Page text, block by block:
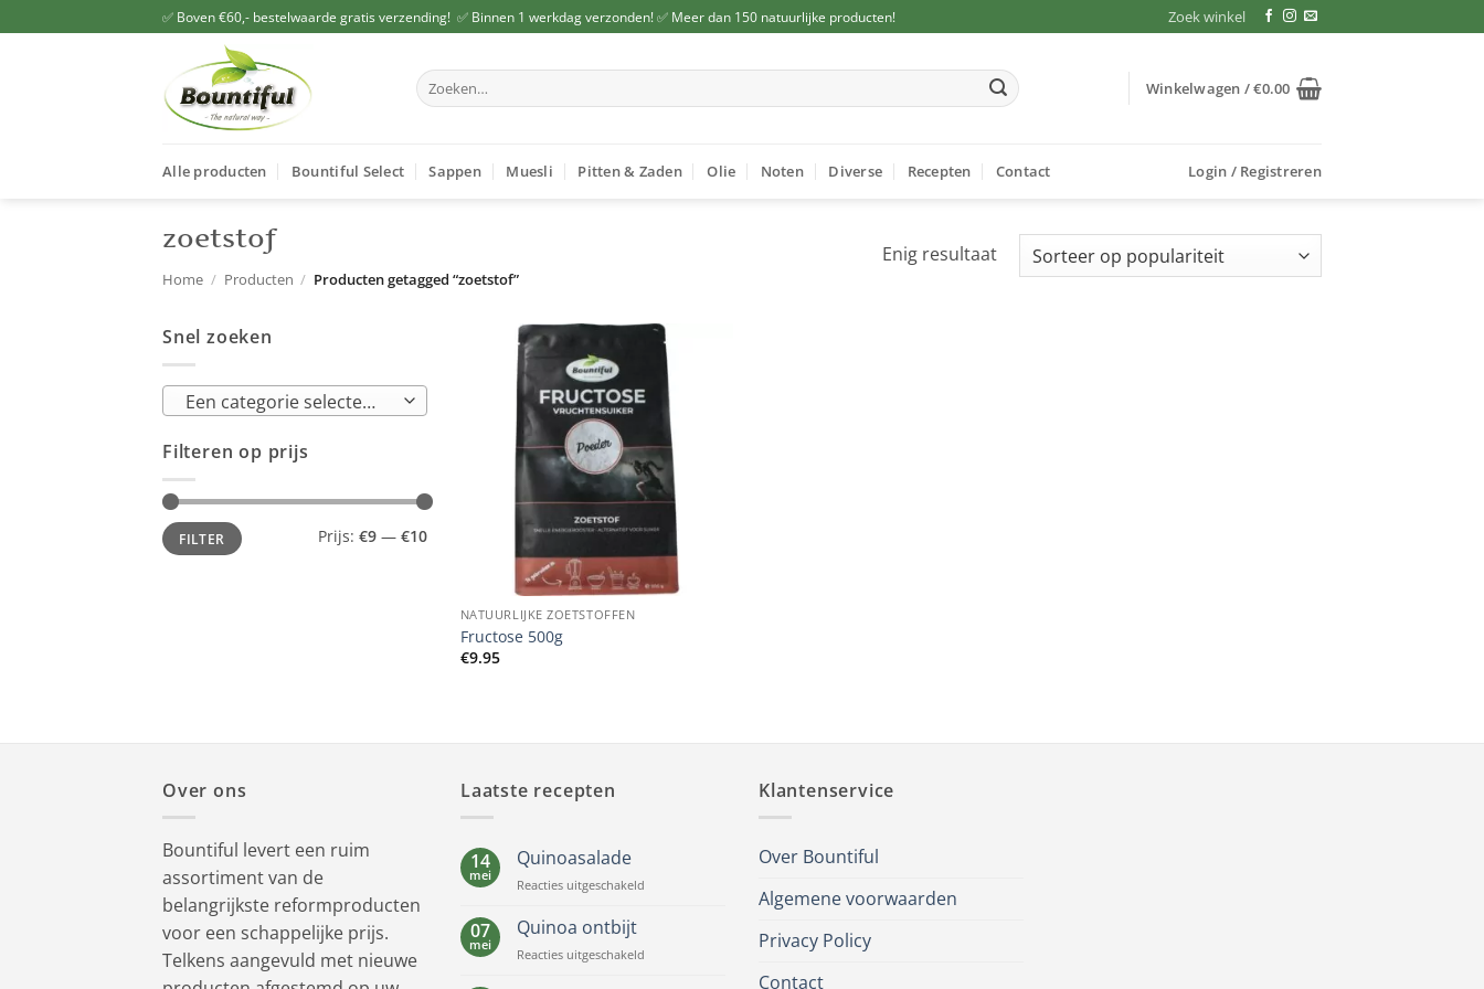
naar
✅ Boven €60,- bestelwaarde gratis verzending! ✅ Binnen 1 werkdag verzonden! ✅ Meer dan 150 natuurlijke producten! Zoek winkel
Zoeken
naar:
Winkelwagen /€0.00
Alle producten Bountiful Select Sappen Muesli Pitten & Zaden Olie Noten Diverse Recepten Contact Login / Registreren
zoetstof
Home / Producten / Producten getagged “zoetstof”
Enig resultaat
Snel zoeken
Een categorie selecteren
Filteren op prijs
Min.
prijs
Max.
prijsFILTER Prijs: €9 — €10
NATUURLIJKE ZOETSTOFFEN
Fructose 500g
€9.95
Over ons
Bountiful levert een ruim
assortiment van de
belangrijkste reformproducten
voor een schappelijke prijs.
Telkens aangevuld met nieuwe
Laatste recepten
14
mei
Quinoasalade
Reacties uitgeschakeld
07
mei
Quinoa ontbijt
Reacties uitgeschakeld
Klantenservice
Over Bountiful
Algemene voorwaarden
Privacy Policy
Contact